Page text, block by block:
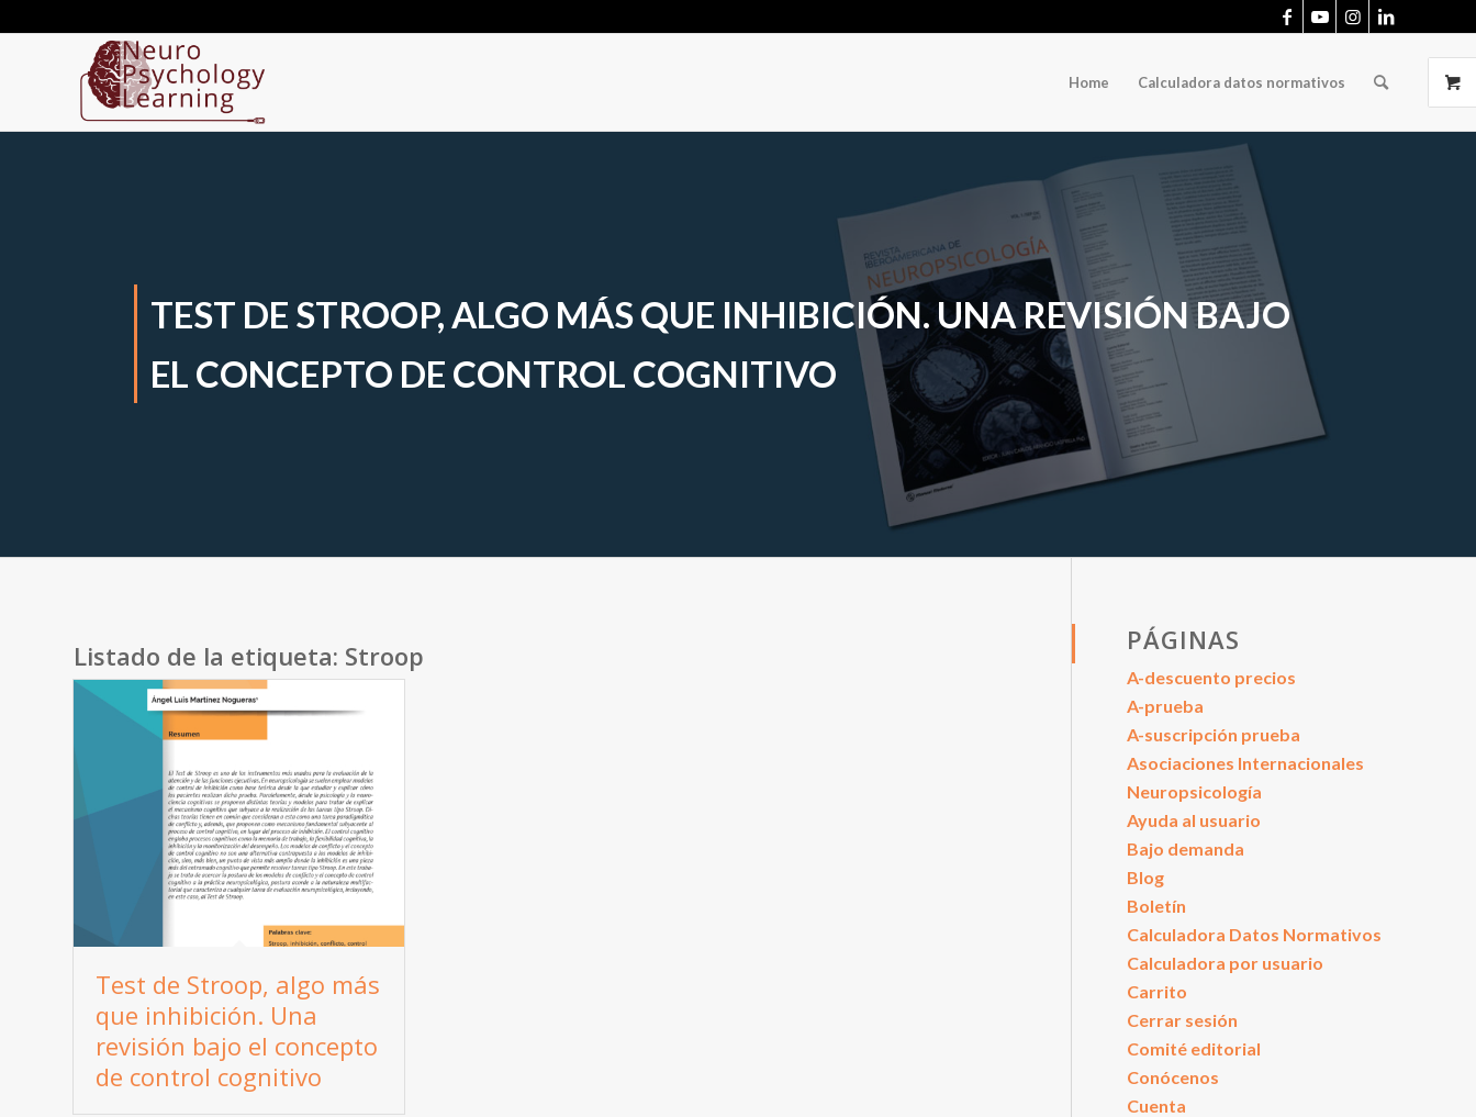
Home Calculadora datos normativos
TEST DE STROOP, ALGO MÁS QUE INHIBICIÓN. UNA REVISIÓN BAJO
EL CONCEPTO DE CONTROL COGNITIVO
Listado de la etiqueta: Stroop
Test de Stroop, algo más
que inhibición. Una
revisión bajo el concepto
de control cognitivo
PÁGINAS
A-descuento precios
A-prueba
A-suscripción prueba
Asociaciones Internacionales
Neuropsicología
Ayuda al usuario
Bajo demanda
Blog
Boletín
Calculadora Datos Normativos
Calculadora por usuario
Carrito
Cerrar sesión
Comité editorial
Conócenos
Cuenta